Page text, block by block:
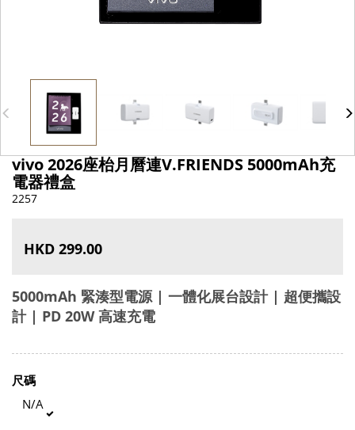
vivo 2026座枱月曆連V.FRIENDS 5000mAh充
電器禮盒
2257
HKD 299.00
5000mAh 緊湊型電源 | 一體化展台設計 | 超便攜設
計 | PD 20W 高速充電
尺碼
N/A